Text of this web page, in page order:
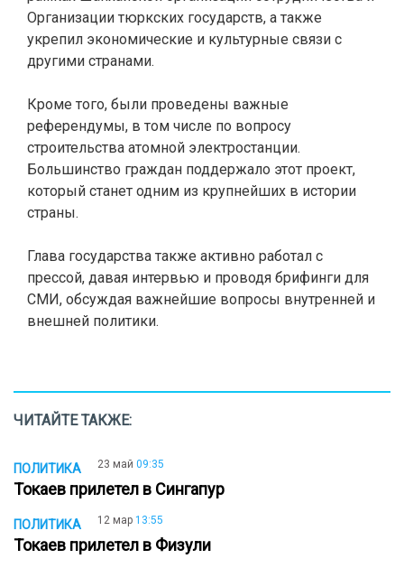
Организации тюркских государств, а также
укрепил экономические и культурные связи с
другими странами.
Кроме того, были проведены важные
референдумы, в том числе по вопросу
строительства атомной электростанции.
Большинство граждан поддержало этот проект,
который станет одним из крупнейших в истории
страны.
Глава государства также активно работал с
прессой, давая интервью и проводя брифинги для
СМИ, обсуждая важнейшие вопросы внутренней и
внешней политики.
ЧИТАЙТЕ ТАКЖЕ:
ПОЛИТИКА 23 май 09:35
Токаев прилетел в Сингапур
ПОЛИТИКА 12 мар 13:55
Токаев прилетел в Физули